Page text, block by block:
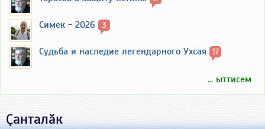
Симек - 2026 3
Судьба и наследие легендарного Ухсая 17
... ыттисем
Ҫанталӑк